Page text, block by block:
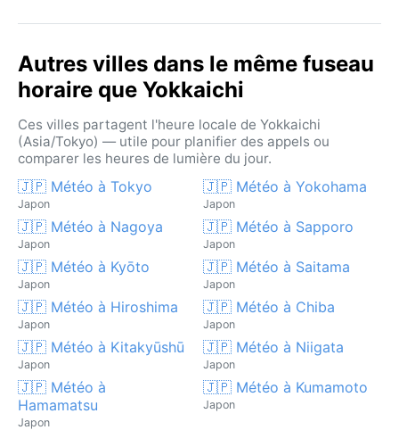
Autres villes dans le même fuseau
horaire que Yokkaichi
Ces villes partagent l'heure locale de Yokkaichi
(Asia/Tokyo) — utile pour planifier des appels ou
comparer les heures de lumière du jour.
🇯🇵 Météo à Tokyo
Japon
🇯🇵 Météo à Yokohama
Japon
🇯🇵 Météo à Nagoya
Japon
🇯🇵 Météo à Sapporo
Japon
🇯🇵 Météo à Kyōto
Japon
🇯🇵 Météo à Saitama
Japon
🇯🇵 Météo à Hiroshima
Japon
🇯🇵 Météo à Chiba
Japon
🇯🇵 Météo à Kitakyūshū
Japon
🇯🇵 Météo à Niigata
Japon
🇯🇵 Météo à
Hamamatsu
Japon
🇯🇵 Météo à Kumamoto
Japon